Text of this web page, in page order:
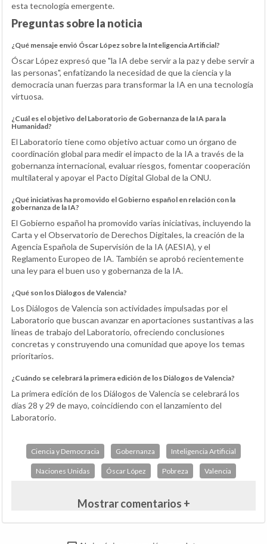
esta tecnología emergente.
Preguntas sobre la noticia
¿Qué mensaje envió Óscar López sobre la Inteligencia Artificial?
Óscar López expresó que "la IA debe servir a la paz y debe servir a
las personas", enfatizando la necesidad de que la ciencia y la
democracia unan fuerzas para transformar la IA en una tecnología
virtuosa.
¿Cuál es el objetivo del Laboratorio de Gobernanza de la IA para la
Humanidad?
El Laboratorio tiene como objetivo actuar como un órgano de
coordinación global para medir el impacto de la IA a través de la
gobernanza internacional, evaluar riesgos, fomentar cooperación
multilateral y apoyar el Pacto Digital Global de la ONU.
¿Qué iniciativas ha promovido el Gobierno español en relación con la
gobernanza de la IA?
El Gobierno español ha promovido varias iniciativas, incluyendo la
Carta y el Observatorio de Derechos Digitales, la creación de la
Agencia Española de Supervisión de la IA (AESIA), y el
Reglamento Europeo de IA. También se aprobó recientemente
una ley para el buen uso y gobernanza de la IA.
¿Qué son los Diálogos de Valencia?
Los Diálogos de Valencia son actividades impulsadas por el
Laboratorio que buscan avanzar en aportaciones sustantivas a las
líneas de trabajo del Laboratorio, ofreciendo conclusiones
concretas y construyendo una comunidad que apoye los temas
prioritarios.
¿Cuándo se celebrará la primera edición de los Diálogos de Valencia?
La primera edición de los Diálogos de Valencia se celebrará los
días 28 y 29 de mayo, coincidiendo con el lanzamiento del
Laboratorio.
Ciencia y Democracia Gobernanza Inteligencia Artificial
Naciones Unidas Óscar López Pobreza Valencia
Mostrar comentarios +